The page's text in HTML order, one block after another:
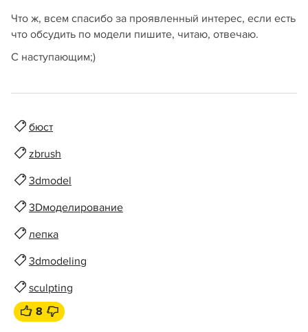
Что ж, всем спасибо за проявленный интерес, если есть
что обсудить по модели пишите, читаю, отвечаю.
С наступающим;)
бюст
zbrush
3dmodel
3Dмоделирование
лепка
3dmodeling
sculpting
8